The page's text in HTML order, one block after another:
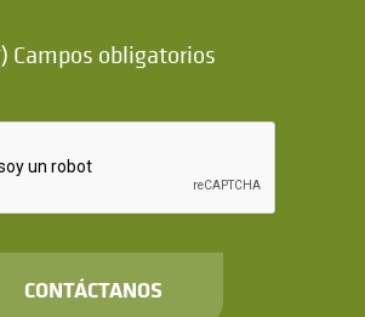
Campos obligatorios
CONTÁCTANOS